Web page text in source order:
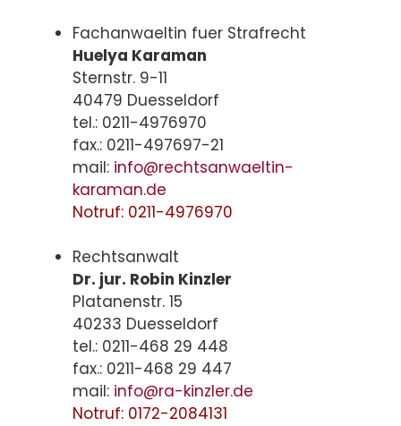
Fachanwaeltin fuer Strafrecht
Huelya Karaman
Sternstr. 9-11
40479 Duesseldorf
tel.: 0211-4976970
fax.: 0211-497697-21
mail: info@rechtsanwaeltin-
karaman.de
Notruf: 0211-4976970
Rechtsanwalt
Dr. jur. Robin Kinzler
Platanenstr. 15
40233 Duesseldorf
tel.: 0211-468 29 448
fax.: 0211-468 29 447
mail: info@ra-kinzler.de
Notruf: 0172-2084131